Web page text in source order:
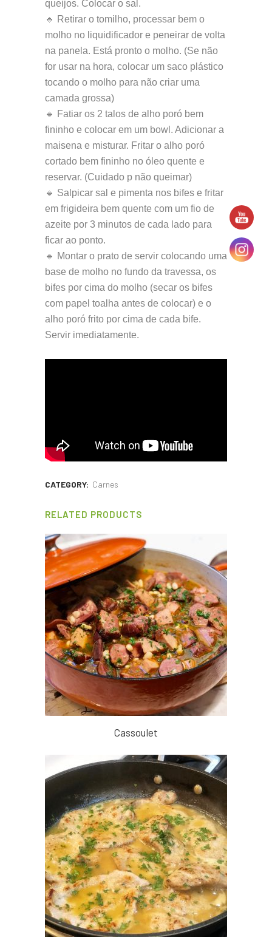
queijos. Colocar o sal.
🔹 Retirar o tomilho, processar bem o
molho no liquidificador e peneirar de volta
na panela. Está pronto o molho. (Se não
for usar na hora, colocar um saco plástico
tocando o molho para não criar uma
camada grossa)
🔹 Fatiar os 2 talos de alho poró bem
fininho e colocar em um bowl. Adicionar a
maisena e misturar. Fritar o alho poró
cortado bem fininho no óleo quente e
reservar. (Cuidado p não queimar)
🔹 Salpicar sal e pimenta nos bifes e fritar
em frigideira bem quente com um fio de
azeite por 3 minutos de cada lado para
ficar ao ponto.
🔹 Montar o prato de servir colocando uma
base de molho no fundo da travessa, os
bifes por cima do molho (secar os bifes
com papel toalha antes de colocar) e o
alho poró frito por cima de cada bife.
Servir imediatamente.
CATEGORY: Carnes
RELATED PRODUCTS
Cassoulet